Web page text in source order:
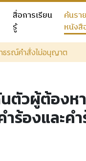
สื่อการเรียน
รู้
ค้นรา
หนังสื
ธรณ์คำสั่งไม่อนุญาต
ตัวผู้ต้องห
ำร้องและค